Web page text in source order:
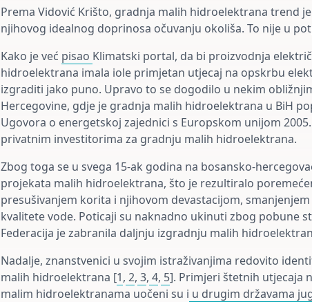
Prema Vidović Krišto, gradnja malih hidroelektrana trend
njihovog idealnog doprinosa očuvanju okoliša. To nije u
Kako je već pisao Klimatski portal, da bi proizvodnja
hidroelektrana imala iole primjetan utjecaj na opskrbu
izgraditi jako puno. Upravo to se dogodilo u nekim
Hercegovine, gdje je gradnja malih hidroelektrana u BiH
Ugovora o energetskoj zajednici s Europskom unijom
privatnim investitorima za gradnju malih hidroelektrana.
Zbog toga se u svega 15-ak godina na bosansko-
projekata malih hidroelektrana, što je rezultiralo
presušivanjem korita i njihovom devastacijom,
kvalitete vode. Poticaji su naknadno ukinuti zbog pobune
Federacija je zabranila daljnju izgradnju malih
Nadalje, znanstvenici u svojim istraživanjima redovito
malih hidroelektrana [1, 2, 3, 4, 5]. Primjeri štetnih utjecaja
malim hidroelektranama uočeni su i u drugim državama